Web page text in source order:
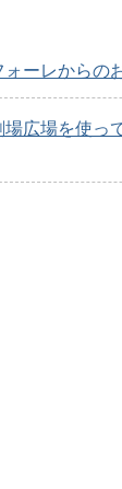
ーレからの
広場を使っ